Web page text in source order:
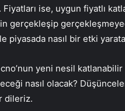
ise, uygun fiyatlı
gerçekleşip
piyasada nasıl bir etki
yeni nesil
nasıl olacak?
dileriz.